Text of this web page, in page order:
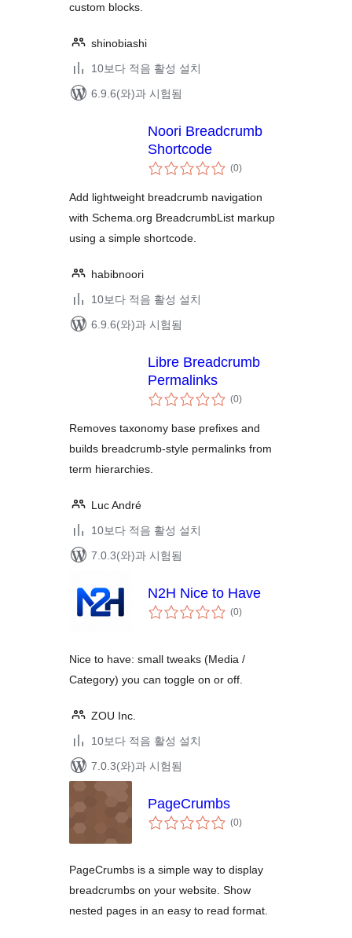
custom blocks.
shinobiashi
10보다 적음 활성 설치
6.9.6(와)과 시험됨
Noori Breadcrumb
Shortcode
(0전
체
점
)
Add lightweight breadcrumb navigation
with Schema.org BreadcrumbList markup
using a simple shortcode.
habibnoori
10보다 적음 활성 설치
6.9.6(와)과 시험됨
Libre Breadcrumb
Permalinks
(0전
체)
Removes taxonomy base prefixes and
builds breadcrumb-style permalinks from
term hierarchies.
Luc André
10보다 적음 활성 설치
7.0.3(와)과 시험됨
N2H Nice to Have
(0전
체)
Nice to have: small tweaks (Media /
Category) you can toggle on or off.
ZOU Inc.
10보다 적음 활성 설치
7.0.3(와)과 시험됨
PageCrumbs
(0전
체)
PageCrumbs is a simple way to display
breadcrumbs on your website. Show
nested pages in an easy to read format.